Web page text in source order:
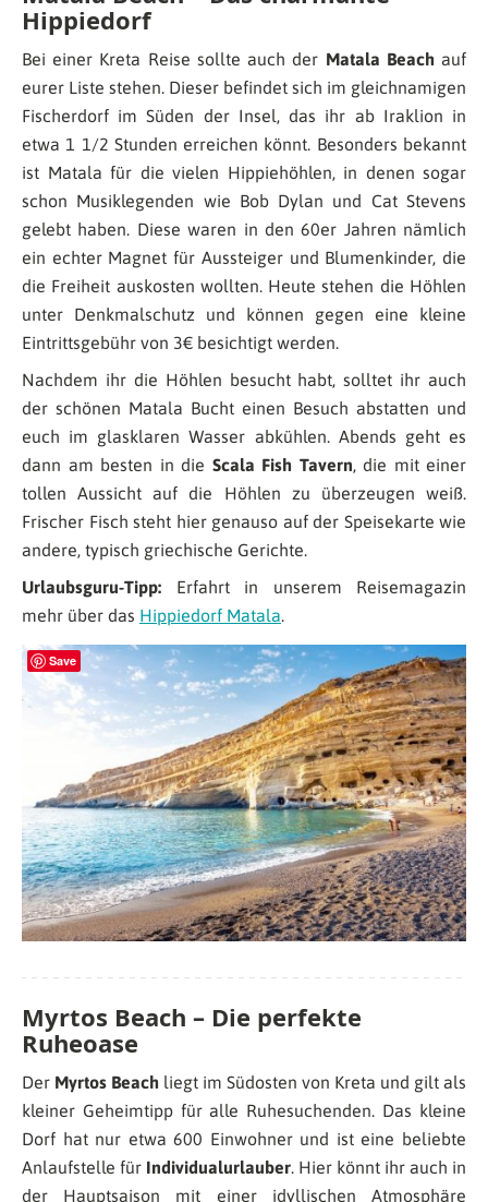
Hippiedorf
Bei einer Kreta Reise sollte auch der Matala Beach auf
eurer Liste stehen. Dieser befindet sich im gleichnamigen
Fischerdorf im Süden der Insel, das ihr ab Iraklion in
etwa 1 1/2 Stunden erreichen könnt. Besonders bekannt
ist Matala für die vielen Hippiehöhlen, in denen sogar
schon Musiklegenden wie Bob Dylan und Cat Stevens
gelebt haben. Diese waren in den 60er Jahren nämlich
ein echter Magnet für Aussteiger und Blumenkinder, die
die Freiheit auskosten wollten. Heute stehen die Höhlen
unter Denkmalschutz und können gegen eine kleine
Eintrittsgebühr von 3€ besichtigt werden.
Nachdem ihr die Höhlen besucht habt, solltet ihr auch
der schönen Matala Bucht einen Besuch abstatten und
euch im glasklaren Wasser abkühlen. Abends geht es
dann am besten in die Scala Fish Tavern, die mit einer
tollen Aussicht auf die Höhlen zu überzeugen weiß.
Frischer Fisch steht hier genauso auf der Speisekarte wie
andere, typisch griechische Gerichte.
Urlaubsguru-Tipp: Erfahrt in unserem Reisemagazin
mehr über das Hippiedorf Matala.
Save
Myrtos Beach – Die perfekte
Ruheoase
Der Myrtos Beach liegt im Südosten von Kreta und gilt als
kleiner Geheimtipp für alle Ruhesuchenden. Das kleine
Dorf hat nur etwa 600 Einwohner und ist eine beliebte
Anlaufstelle für Individualurlauber. Hier könnt ihr auch in
der Hauptsaison mit einer idyllischen Atmosphäre